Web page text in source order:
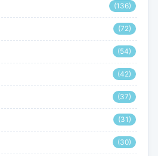
(136)
(72)
(54)
(42)
(37)
(31)
(30)